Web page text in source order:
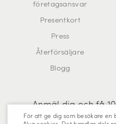
företagsansvar
Presentkort
Press
Återförsäljare
Blogg
Anmäl dig och få
För att ge dig som besökare en